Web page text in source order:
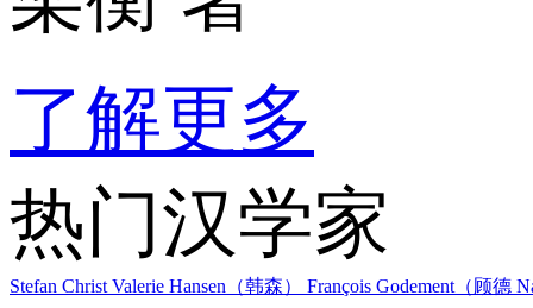
了解更多
热门汉学家
Stefan Christ Valerie Hansen（韩森） François Godement（顾德